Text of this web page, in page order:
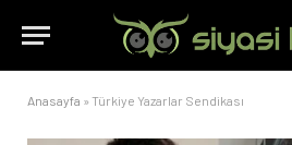
Anasayfa » Türkiye Yazarlar Sendikası